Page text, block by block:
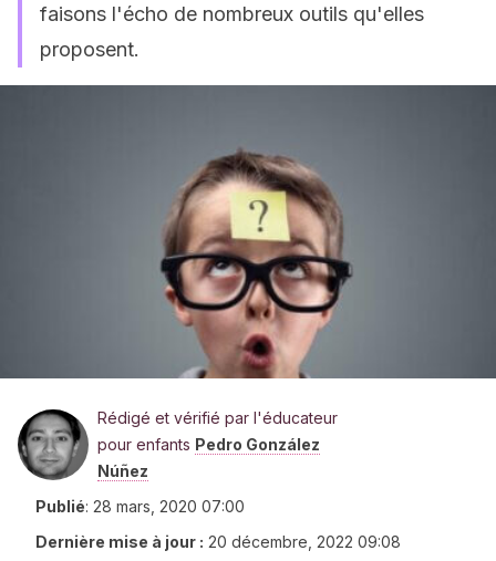
faisons l'écho de nombreux outils qu'elles
proposent.
Rédigé et vérifié par l'éducateur
pour enfants Pedro González
Núñez
Publié: 28 mars, 2020 07:00
Dernière mise à jour : 20 décembre, 2022 09:08